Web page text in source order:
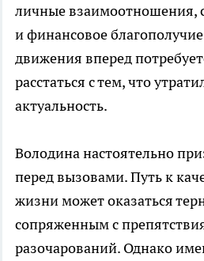
личные взаимоотношения,
и финансовое
движения вперед
расстаться с тем, что
актуальность.
Володина настоятельно
перед вызовами. Путь к
жизни может оказаться
сопряженным с
разочарований. Однако